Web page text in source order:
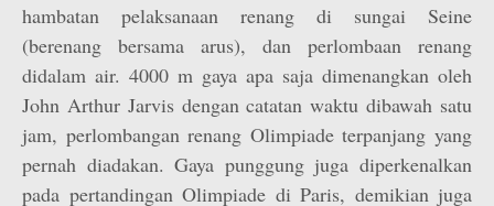
hambatan pelaksanaan renang di sungai Seine
(berenang bersama arus), dan perlombaan renang
didalam air. 4000 m gaya apa saja dimenangkan oleh
John Arthur Jarvis dengan catatan waktu dibawah satu
jam, perlombangan renang Olimpiade terpanjang yang
pernah diadakan. Gaya punggung juga diperkenalkan
pada pertandingan Olimpiade di Paris, demikian juga